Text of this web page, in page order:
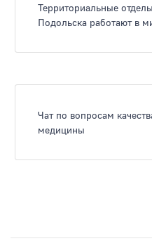
Территориальные
Подольска работают в
Чат по вопросам
медицины